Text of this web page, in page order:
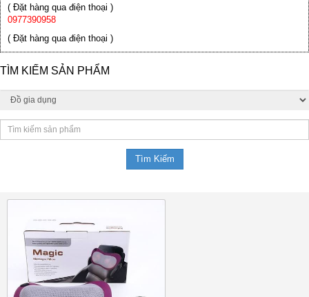
( Đặt hàng qua điện thoại )
0977390958
( Đặt hàng qua điện thoại )
TÌM KIẾM SẢN PHẨM